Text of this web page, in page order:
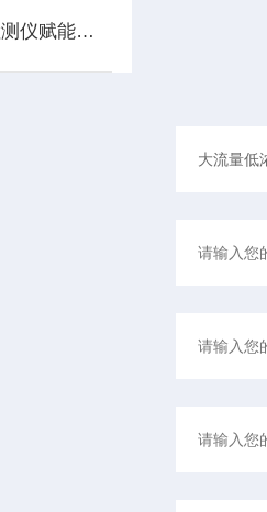
蓝景科技生物毒性检测仪赋能水环境风险防控